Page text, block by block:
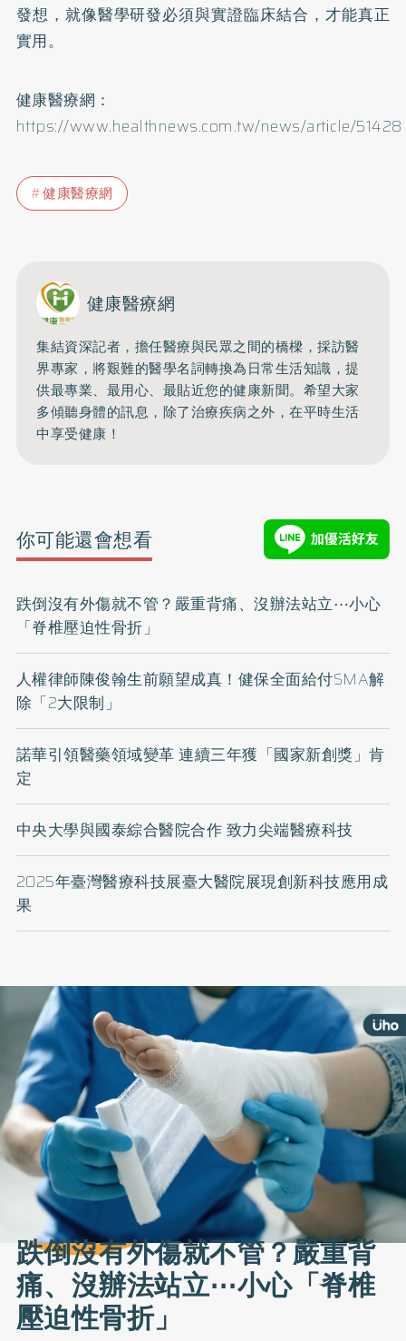
發想，就像醫學研發必須與實證臨床結合，才能真正
實用。
健康醫療網：
https://www.healthnews.com.tw/news/article/51428
健康醫療網
健康醫療網
集結資深記者，擔任醫療與民眾之間的橋樑，採訪醫
界專家，將艱難的醫學名詞轉換為日常生活知識，提
供最專業、最用心、最貼近您的健康新聞。希望大家
多傾聽身體的訊息，除了治療疾病之外，在平時生活
中享受健康！
你可能還會想看
跌倒沒有外傷就不管？嚴重背痛、沒辦法站立⋯小心
「脊椎壓迫性骨折」
人權律師陳俊翰生前願望成真！健保全面給付SMA解
除「2大限制」
諾華引領醫藥領域變革 連續三年獲「國家新創獎」肯
定
中央大學與國泰綜合醫院合作 致力尖端醫療科技
2025年臺灣醫療科技展臺大醫院展現創新科技應用成
果
跌倒沒有外傷就不管？嚴重背
痛、沒辦法站立⋯小心「脊椎
壓迫性骨折」